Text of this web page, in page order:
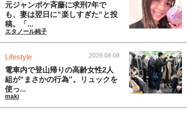
元ジャンポケ斉藤に求刑7年で
も、妻は翌日に“楽しすぎた“と投
稿。「...
エタノール純子
Lifestyle 2026.08.08
電車内で登山帰りの高齢女性2人
組が“まさかの行為”。リュックを
使っ...
maki